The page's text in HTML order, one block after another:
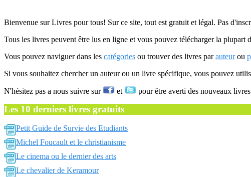
Bienvenue sur Livres pour tous! Sur ce site, tout est gratuit et légal. Pas
Tous les livres peuvent être lus en ligne et vous pouvez télécharger la
Vous pouvez naviguer dans les catégories ou trouver des livres parauteurou
Si vous souhaitez chercher un auteur ou un livre spécifique, vous pouvez
N'hésitez pas a nous suivre sur et pour être averti des nouveaux
Les 10 derniers livres gratuits
Petit Guide de Survie des Etudiants
Michel Foucault et le christianisme
Le cinema ou le dernier des arts
Le chevalier de Keramour